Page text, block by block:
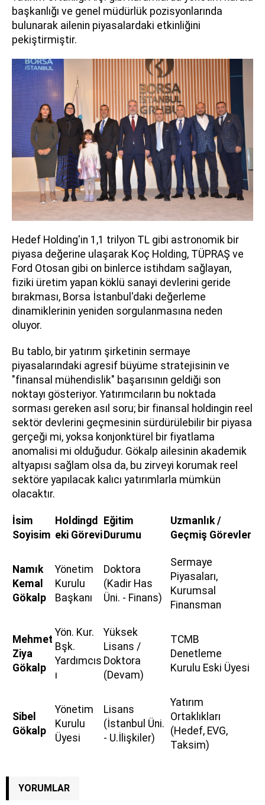
başkanlığı ve genel müdürlük pozisyonlarında
bulunarak ailenin piyasalardaki etkinliğini
pekiştirmiştir.
Hedef Holding'in 1,1 trilyon TL gibi astronomik bir
piyasa değerine ulaşarak Koç Holding, TÜPRAŞ ve
Ford Otosan gibi on binlerce istihdam sağlayan,
fiziki üretim yapan köklü sanayi devlerini geride
bırakması, Borsa İstanbul'daki değerleme
dinamiklerinin yeniden sorgulanmasına neden
oluyor.
Bu tablo, bir yatırım şirketinin sermaye
piyasalarındaki agresif büyüme stratejisinin ve
"finansal mühendislik" başarısının geldiği son
noktayı gösteriyor. Yatırımcıların bu noktada
sorması gereken asıl soru; bir finansal holdingin reel
sektör devlerini geçmesinin sürdürülebilir bir piyasa
gerçeği mi, yoksa konjonktürel bir fiyatlama
anomalisi mi olduğudur. Gökalp ailesinin akademik
altyapısı sağlam olsa da, bu zirveyi korumak reel
sektöre yapılacak kalıcı yatırımlarla mümkün
olacaktır.
İsim
Soyisim
Holdingd
eki Görevi
Eğitim
Durumu
Uzmanlık /
Geçmiş Görevler
Namık
Kemal
Gökalp
Yönetim
Kurulu
Başkanı
Doktora
(Kadir Has
Üni. - Finans)
Sermaye
Piyasaları,
Kurumsal
Finansman
Mehmet
Ziya
Gökalp
Yön. Kur.
Bşk.
Yardımcıs
ı
Yüksek
Lisans /
Doktora
(Devam)
TCMB
Denetleme
Kurulu Eski Üyesi
Sibel
Gökalp
Yönetim
Kurulu
Üyesi
Lisans
(İstanbul Üni.
- U.İlişkiler)
Yatırım
Ortaklıkları
(Hedef, EVG,
Taksim)
YORUMLAR